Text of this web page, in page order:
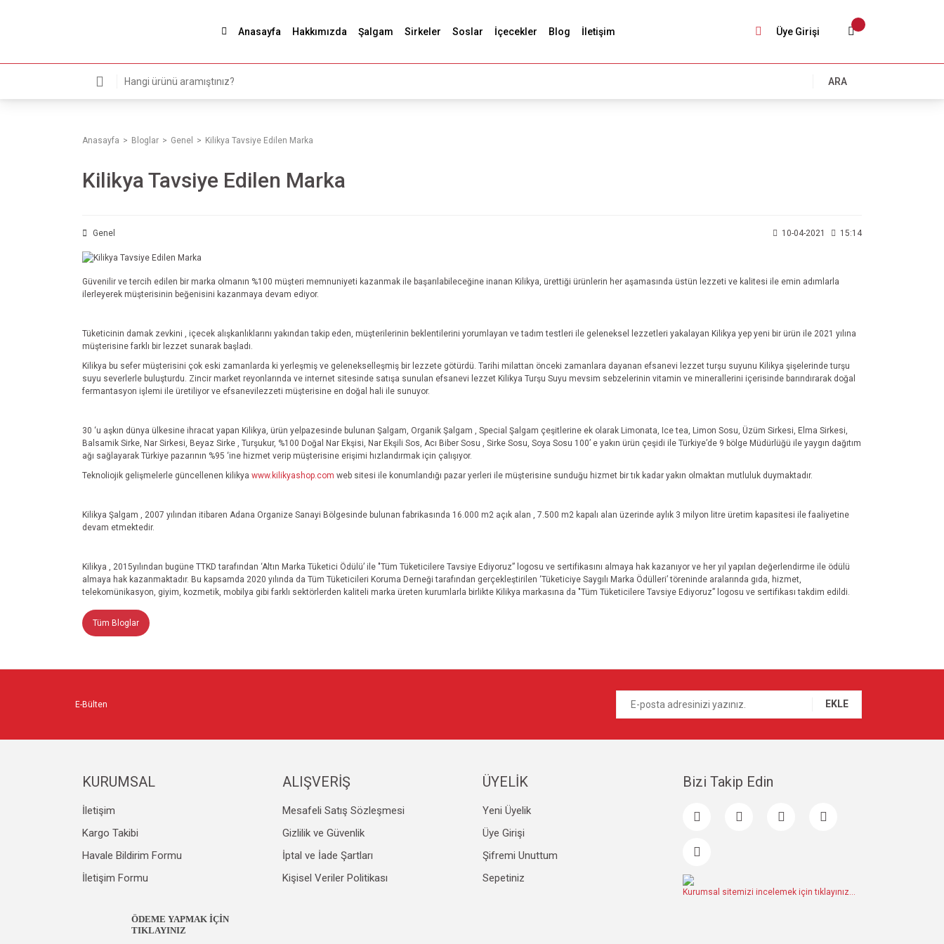
Anasayfa Hakkımızda Şalgam Sirkeler Soslar İçecekler Blog İletişim Üye Girişi
ARA
Anasayfa Bloglar Genel Kilikya Tavsiye Edilen Marka
Kilikya Tavsiye Edilen Marka
Genel 10-04-2021 15:14
Güvenilir ve tercih edilen bir marka olmanın %100 müşteri memnuniyeti kazanmak ile başarılabileceğine inanan Kilikya, ürettiği ürünlerin her aşamasında üstün lezzeti ve kalitesi ile emin adımlarla
ilerleyerek müşterisinin beğenisini kazanmaya devam ediyor.
Tüketicinin damak zevkini , içecek alışkanlıklarını yakından takip eden, müşterilerinin beklentilerini yorumlayan ve tadım testleri ile geleneksel lezzetleri yakalayan Kilikya yep yeni bir ürün ile 2021 yılına
müşterisine farklı bir lezzet sunarak başladı.
Kilikya bu sefer müşterisini çok eski zamanlarda ki yerleşmiş ve gelenekselleşmiş bir lezzete götürdü. Tarihi milattan önceki zamanlara dayanan efsanevi lezzet turşu suyunu Kilikya şişelerinde turşu
suyu severlerle buluşturdu. Zincir market reyonlarında ve internet sitesinde satışa sunulan efsanevi lezzet Kilikya Turşu Suyu mevsim sebzelerinin vitamin ve minerallerini içerisinde barındırarak doğal
fermantasyon işlemi ile üretiliyor ve efsanevilezzeti müşterisine en doğal hali ile sunuyor.
30 ‘u aşkın dünya ülkesine ihracat yapan Kilikya, ürün yelpazesinde bulunan Şalgam, Organik Şalgam , Special Şalgam çeşitlerine ek olarak Limonata, Ice tea, Limon Sosu, Üzüm Sirkesi, Elma Sirkesi,
Balsamik Sirke, Nar Sirkesi, Beyaz Sirke , Turşukur, %100 Doğal Nar Ekşisi, Nar Ekşili Sos, Acı Biber Sosu , Sirke Sosu, Soya Sosu 100’ e yakın ürün çeşidi ile Türkiye’de 9 bölge Müdürlüğü ile yaygın dağıtım
ağı sağlayarak Türkiye pazarının %95 ‘ine hizmet verip müşterisine erişimi hızlandırmak için çalışıyor.
Teknoliojik gelişmelerle güncellenen kilikya www.kilikyashop.com web sitesi ile konumlandığı pazar yerleri ile müşterisine sunduğu hizmet bir tık kadar yakın olmaktan mutluluk duymaktadır.
Kilikya Şalgam , 2007 yılından itibaren Adana Organize Sanayi Bölgesinde bulunan fabrikasında 16.000 m2 açık alan , 7.500 m2 kapalı alan üzerinde aylık 3 milyon litre üretim kapasitesi ile faaliyetine
devam etmektedir.
Kilikya , 2015yılından bugüne TTKD tarafından ‘Altın Marka Tüketici Ödülü’ ile "Tüm Tüketicilere Tavsiye Ediyoruz” logosu ve sertifikasını almaya hak kazanıyor ve her yıl yapılan değerlendirme ile ödülü
almaya hak kazanmaktadır. Bu kapsamda 2020 yılında da Tüm Tüketicileri Koruma Derneği tarafından gerçekleştirilen ‘Tüketiciye Saygılı Marka Ödülleri’ töreninde aralarında gıda, hizmet,
telekomünikasyon, giyim, kozmetik, mobilya gibi farklı sektörlerden kaliteli marka üreten kurumlarla birlikte Kilikya markasına da "Tüm Tüketicilere Tavsiye Ediyoruz” logosu ve sertifikası takdim edildi.
Tüm Bloglar
E-Bülten EKLE
KURUMSAL
İletişim
Kargo Takibi
Havale Bildirim Formu
İletişim Formu
ALIŞVERİŞ
Mesafeli Satış Sözleşmesi
Gizlilik ve Güvenlik
İptal ve İade Şartları
Kişisel Veriler Politikası
ÜYELİK
Yeni Üyelik
Üye Girişi
Şifremi Unuttum
Sepetiniz
Bizi Takip Edin
Kurumsal sitemizi incelemek için tıklayınız...
ÖDEME YAPMAK İÇİN
TIKLAYINIZ